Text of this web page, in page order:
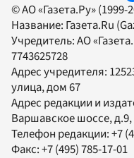
© АО «Газета.Ру»
Название: Газета.Ru
Учредитель:АО
7743625728
Адрес учредителя:
улица, дом 67
Адрес редакции и
Варшавское шоссе, д.9,
Телефон редакции:+7
Факс:+7 (495) 785-17-01